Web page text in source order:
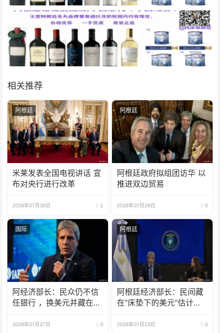
相关推荐
阿根廷
米莱发表全国电视讲话 宣
布对央行进行改革
2026年07月30日 2
阿根廷
阿根廷政府拟组团访华 以
推进双边贸易
2026年07月29日 0
国际
阿经济部长：民众仍不信
任银行 ，换美元并藏在床
2026年07月27日 0
阿根廷
阿根廷经济部长：民间藏
在“床垫下的美元”估计有
2026年07月23日 0